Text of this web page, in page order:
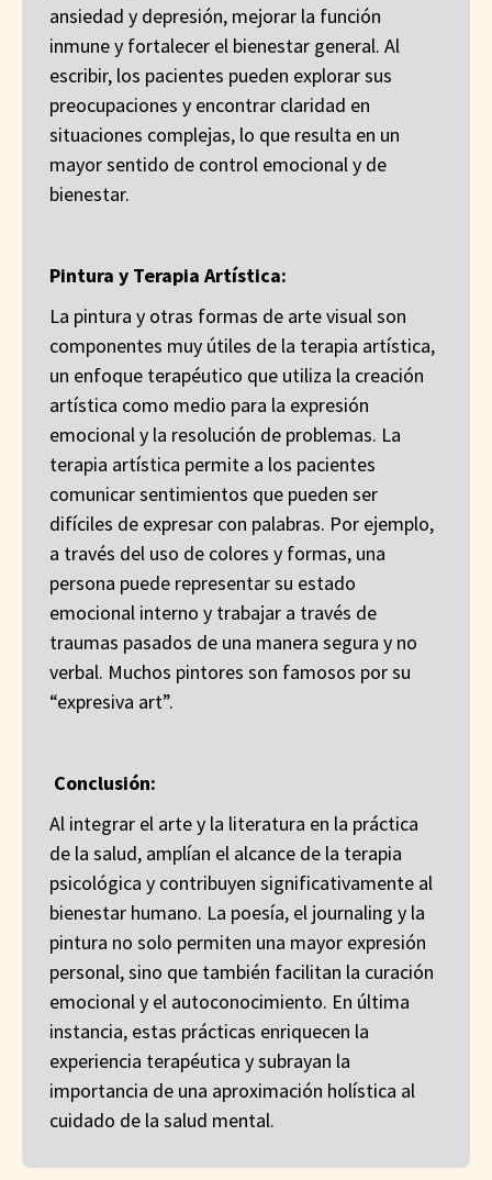
ansiedad y depresión, mejorar la función
inmune y fortalecer el bienestar general. Al
escribir, los pacientes pueden explorar sus
preocupaciones y encontrar claridad en
situaciones complejas, lo que resulta en un
mayor sentido de control emocional y de
bienestar.
Pintura y Terapia Artística:
La pintura y otras formas de arte visual son
componentes muy útiles de la terapia artística,
un enfoque terapéutico que utiliza la creación
artística como medio para la expresión
emocional y la resolución de problemas. La
terapia artística permite a los pacientes
comunicar sentimientos que pueden ser
difíciles de expresar con palabras. Por ejemplo,
a través del uso de colores y formas, una
persona puede representar su estado
emocional interno y trabajar a través de
traumas pasados de una manera segura y no
verbal. Muchos pintores son famosos por su
“expresiva art”.
Conclusión:
Al integrar el arte y la literatura en la práctica
de la salud, amplían el alcance de la terapia
psicológica y contribuyen significativamente al
bienestar humano. La poesía, el journaling y la
pintura no solo permiten una mayor expresión
personal, sino que también facilitan la curación
emocional y el autoconocimiento. En última
instancia, estas prácticas enriquecen la
experiencia terapéutica y subrayan la
importancia de una aproximación holística al
cuidado de la salud mental.